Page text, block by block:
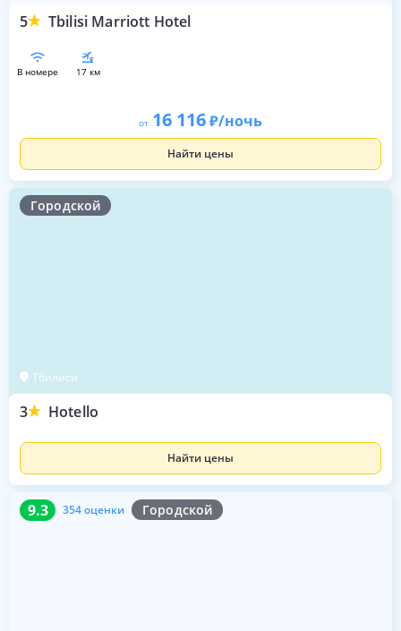
5 Tbilisi Marriott Hotel
в номере 17 км
от 16 116 /ночь
Найти цены
Городской
Тбилиси
3 Hotello
Найти цены
9.3 354 оценки Городской
9.3 354 оценки